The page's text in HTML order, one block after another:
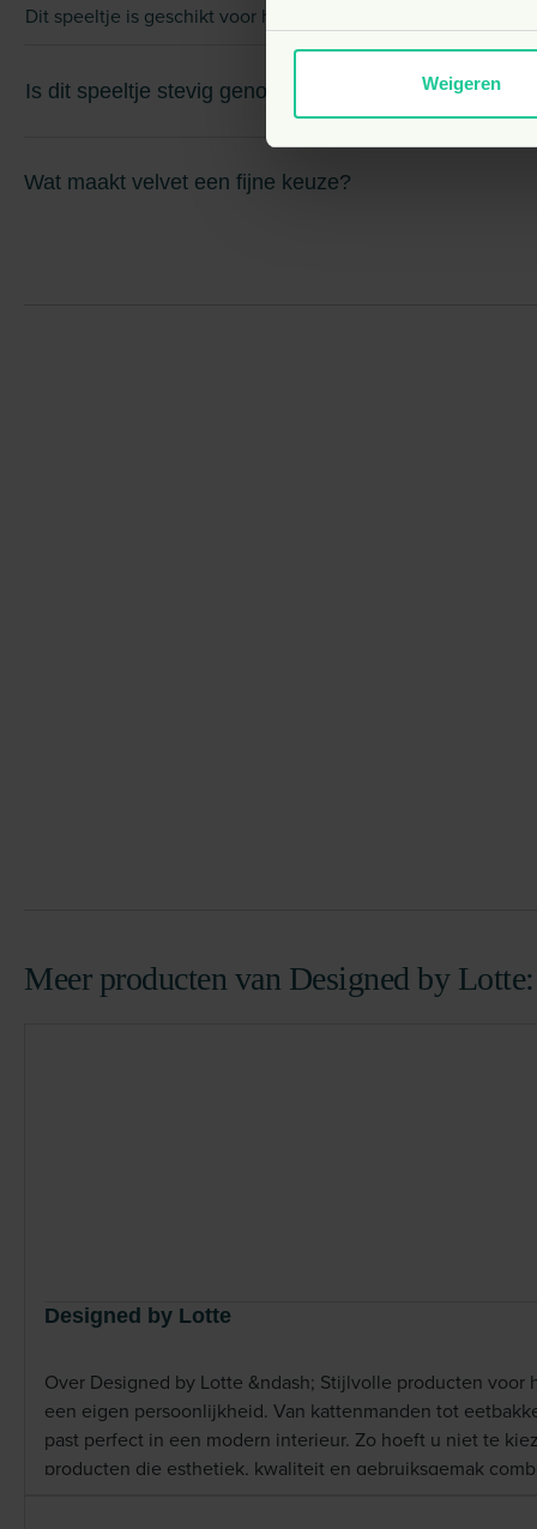
Weigeren
Dit speeltje is geschikt voor honden die graag knuffelen en
Is dit speeltje stevig genoeg om op te kauwen?
Wat maakt velvet een fijne keuze?
Meer producten van Designed by Lotte:
Designed by Lotte
Over Designed by Lotte &ndash; Stijlvolle producten
een eigen persoonlijkheid. Van kattenmanden tot
past perfect in een modern interieur. Zo hoeft u niet te
producten die esthetiek, kwaliteit en gebruiksgemak